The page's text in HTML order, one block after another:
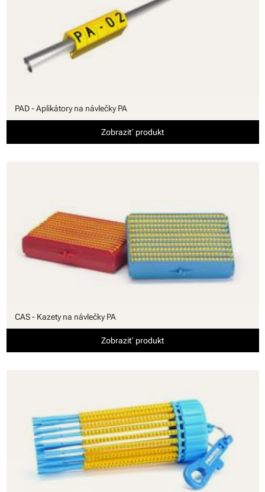
PAD - Aplikátory na návlečky PA
Zobraziť produkt
CAS - Kazety na návlečky PA
Zobraziť produkt